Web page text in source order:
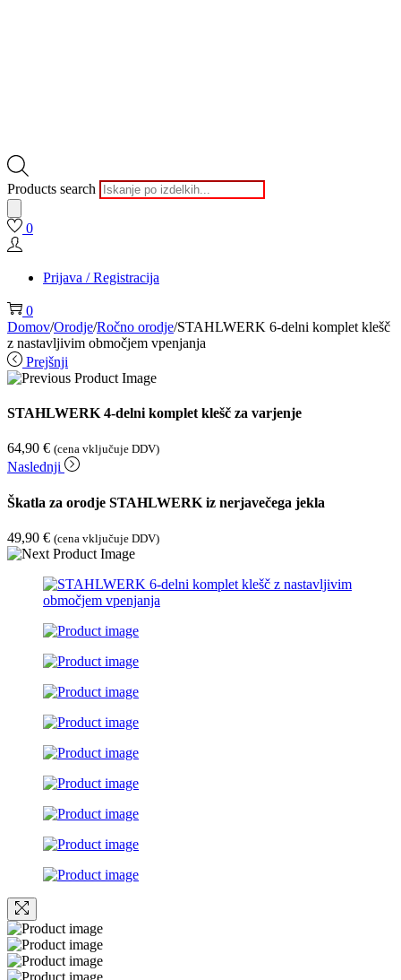
Products search
0
Prijava / Registracija
0
Domov/Orodje/Ročno orodje/STAHLWERK 6-delni komplet klešč
z nastavljivim območjem vpenjanja
Prejšnji
STAHLWERK 4-delni komplet klešč za varjenje
64,90 € (cena vključuje DDV)
Naslednji
Škatla za orodje STAHLWERK iz nerjavečega jekla
49,90 € (cena vključuje DDV)